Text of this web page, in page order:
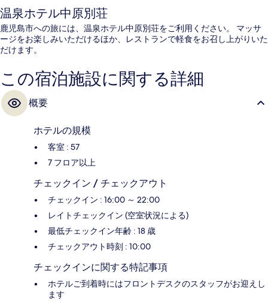
温泉ホテル中原別荘
鹿児島市への旅には、温泉ホテル中原別荘をご利用ください。 マッサ
ージをお楽しみいただけるほか、レストランで軽食をお召し上がりいた
だけます。
この宿泊施設に関する詳細
概要
ホテルの規模
客室 : 57
7 フロア以上
チェックイン / チェックアウト
チェックイン : 16:00 ～ 22:00
レイトチェックイン (空室状況による)
最低チェックイン年齢 : 18 歳
チェックアウト時刻 : 10:00
チェックインに関する特記事項
ホテルご到着時にはフロントデスクのスタッフがお迎えし
ます